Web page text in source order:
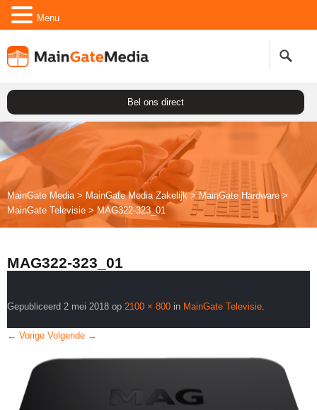
Bel ons direct
MainGate Media> MainGate Media Zakelijk>MainGate Hardware>
MainGate Televisie > MAG322-323_01
MAG322-323_01
Gepubliceerd 2 mei 2018 op 2100 × 800 in MainGate Televisie.
← Vorige Volgende →
Menu